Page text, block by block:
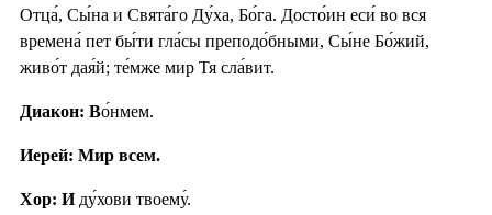
Отца́, Сы́на и Свята́го Ду́ха, Бо́га. Досто́ин еси́ во вся
времена́ пет бы́ти гла́сы преподо́бными, Сы́не Бо́жий,
живо́т дая́й; те́мже мир Тя сла́вит.
Диакон: Во́нмем.
Иерей: Мир всем.
Хор: Иду́хови твоему́.